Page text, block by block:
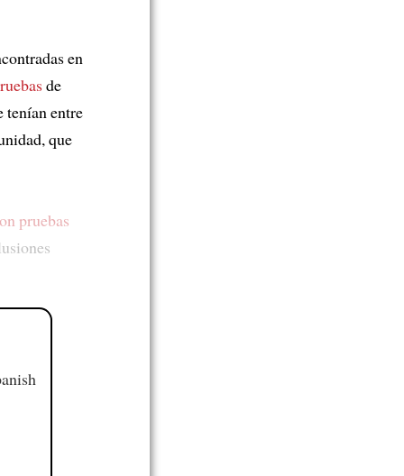
en
de
tenían entre
que
pruebas